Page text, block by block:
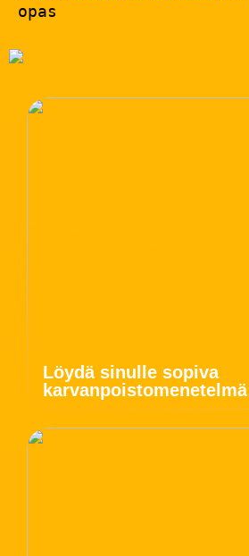
opas
Löydä sinulle sopiva
karvanpoistomenetelmä